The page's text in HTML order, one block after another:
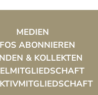
MEDIEN
ABONNIEREN
& KOLLEKTEN